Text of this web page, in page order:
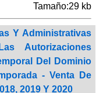
Tamaño:29 kb
Y Administrativas
Autorizaciones
Del Dominio
- Venta De
2019 Y 2020